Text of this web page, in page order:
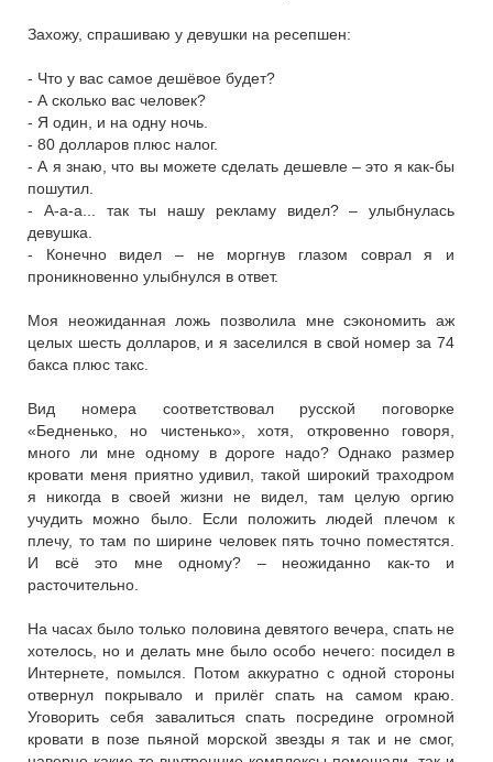
Захожу, спрашиваю у девушки на ресепшен:
- Что у вас самое дешёвое будет?
- А сколько вас человек?
- Я один, и на одну ночь.
- 80 долларов плюс налог.
- А я знаю, что вы можете сделать дешевле – это я как-бы
пошутил.
- А-а-а... так ты нашу рекламу видел? – улыбнулась
девушка.
- Конечно видел – не моргнув глазом соврал я и
проникновенно улыбнулся в ответ.
Моя неожиданная ложь позволила мне сэкономить аж
целых шесть долларов, и я заселился в свой номер за 74
бакса плюс такс.
Вид номера соответствовал русской поговорке
«Бедненько, но чистенько», хотя, откровенно говоря,
много ли мне одному в дороге надо? Однако размер
кровати меня приятно удивил, такой широкий траходром
я никогда в своей жизни не видел, там целую оргию
учудить можно было. Если положить людей плечом к
плечу, то там по ширине человек пять точно поместятся.
И всё это мне одному? – неожиданно как-то и
расточительно.
На часах было только половина девятого вечера, спать не
хотелось, но и делать мне было особо нечего: посидел в
Интернете, помылся. Потом аккуратно с одной стороны
отвернул покрывало и прилёг спать на самом краю.
Уговорить себя завалиться спать посредине огромной
кровати в позе пьяной морской звезды я так и не смог,